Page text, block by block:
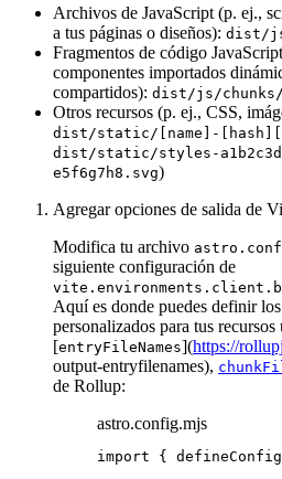
Archivos de JavaScript (p. ej.,
a tus páginas o diseños): dist/
Fragmentos de código
componentes importados
compartidos): dist/js/
Otros recursos (p. ej., CSS,
dist/static/[name]-
dist/static/styles-
e5f6g7h8.svg)
Agregar opciones de salida de
Modifica tu archivo
siguiente configuración de
Aquí es donde puedes definir
personalizados para tus recursos
[entryFileNames](https://
output-entryfilenames),
de Rollup:
astro.config.mjs
import {